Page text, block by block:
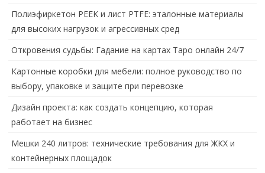
Полиэфиркетон PEEK и лист PTFE: эталонные материалы
для высоких нагрузок и агрессивных сред
Откровения судьбы: Гадание на картах Таро онлайн 24/7
Картонные коробки для мебели: полное руководство по
выбору, упаковке и защите при перевозке
Дизайн проекта: как создать концепцию, которая
работает на бизнес
Мешки 240 литров: технические требования для ЖКХ и
контейнерных площадок